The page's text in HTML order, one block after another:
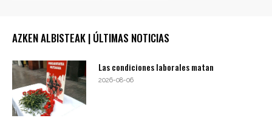
AZKEN ALBISTEAK | ÚLTIMAS NOTICIAS
Las condiciones laborales matan
2026-08-06